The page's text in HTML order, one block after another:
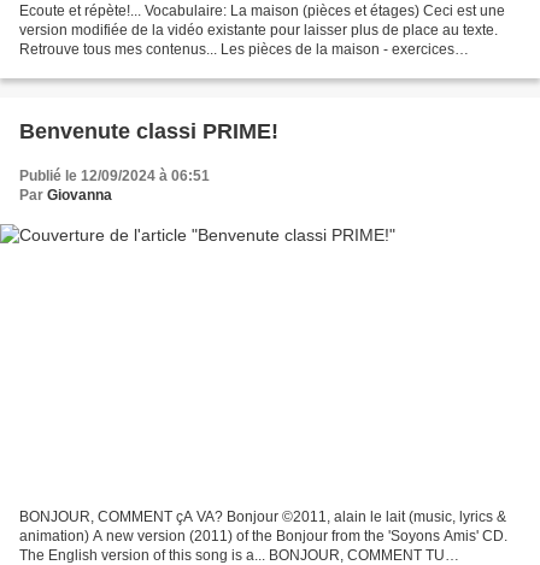
Ecoute et répète!... Vocabulaire: La maison (pièces et étages) Ceci est une
version modifiée de la vidéo existante pour laisser plus de place au texte.
Retrouve tous mes contenus... Les pièces de la maison - exercices
Benvenute classi PRIME!
Publié le 12/09/2024 à 06:51
Par Giovanna
BONJOUR, COMMENT çA VA? Bonjour ©2011, alain le lait (music, lyrics &
animation) A new version (2011) of the Bonjour from the 'Soyons Amis' CD.
The English version of this song is a... BONJOUR, COMMENT TU